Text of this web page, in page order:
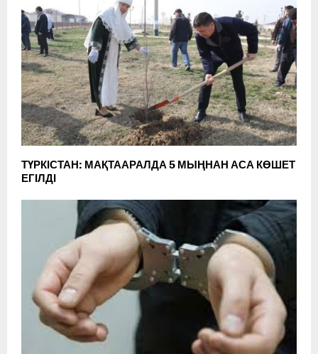
ТҮРКІСТАН: МАҚТААРАЛДА 5 МЫҢНАН АСА КӨШЕТ
ЕГІЛДІ